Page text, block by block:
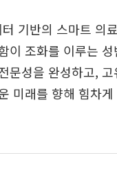
기반의 스마트 의
이 조화를 이루는 성
문성을 완성하고,
미래를 향해 힘차